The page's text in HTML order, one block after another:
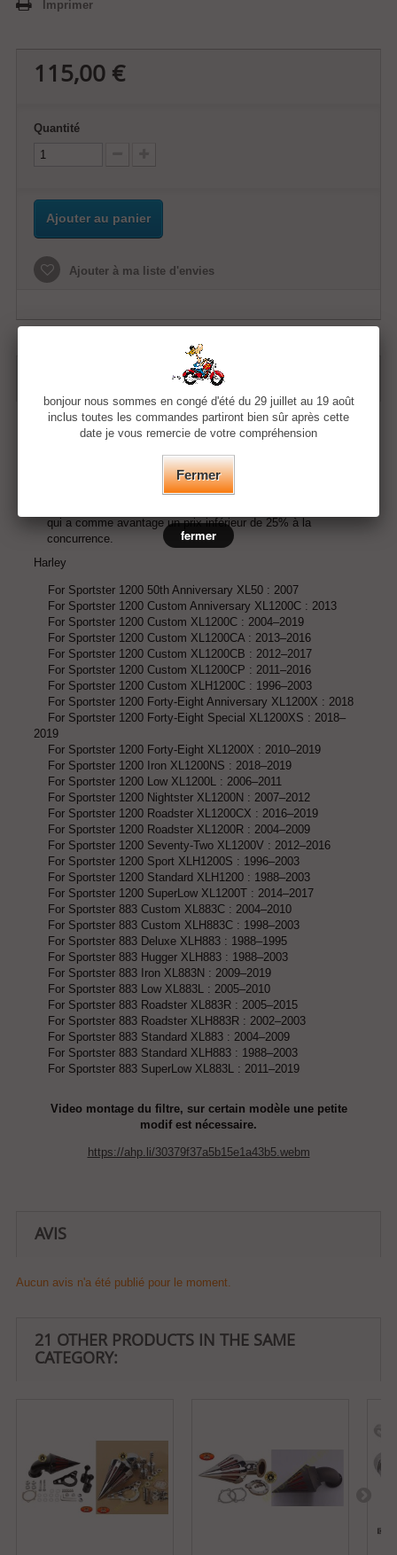
Imprimer
115,00 €
Quantité
Ajouter au panier
Ajouter à ma liste d'envies
Filtre à air pour injection ou carburateur
Elément filtrant interchangeable et lavable k&n
Reniflards sont aussi intégrés au support de filtre.
qui a comme avantage un prix inférieur de 25% à la
concurrence.
Harley
For Sportster 1200 50th Anniversary XL50 : 2007
For Sportster 1200 Custom Anniversary XL1200C : 2013
For Sportster 1200 Custom XL1200C : 2004–2019
For Sportster 1200 Custom XL1200CA : 2013–2016
For Sportster 1200 Custom XL1200CB : 2012–2017
For Sportster 1200 Custom XL1200CP : 2011–2016
For Sportster 1200 Custom XLH1200C : 1996–2003
For Sportster 1200 Forty-Eight Anniversary XL1200X : 2018
For Sportster 1200 Forty-Eight Special XL1200XS : 2018–
2019
For Sportster 1200 Forty-Eight XL1200X : 2010–2019
For Sportster 1200 Iron XL1200NS : 2018–2019
For Sportster 1200 Low XL1200L : 2006–2011
For Sportster 1200 Nightster XL1200N : 2007–2012
For Sportster 1200 Roadster XL1200CX : 2016–2019
For Sportster 1200 Roadster XL1200R : 2004–2009
For Sportster 1200 Seventy-Two XL1200V : 2012–2016
For Sportster 1200 Sport XLH1200S : 1996–2003
For Sportster 1200 Standard XLH1200 : 1988–2003
For Sportster 1200 SuperLow XL1200T : 2014–2017
For Sportster 883 Custom XL883C : 2004–2010
For Sportster 883 Custom XLH883C : 1998–2003
For Sportster 883 Deluxe XLH883 : 1988–1995
For Sportster 883 Hugger XLH883 : 1988–2003
For Sportster 883 Iron XL883N : 2009–2019
For Sportster 883 Low XL883L : 2005–2010
For Sportster 883 Roadster XL883R : 2005–2015
For Sportster 883 Roadster XLH883R : 2002–2003
For Sportster 883 Standard XL883 : 2004–2009
For Sportster 883 Standard XLH883 : 1988–2003
For Sportster 883 SuperLow XL883L : 2011–2019
Video montage du filtre, sur certain modèle une petite
modif est nécessaire.
https://ahp.li/30379f37a5b15e1a43b5.webm
AVIS
Aucun avis n'a été publié pour le moment.
21 OTHER PRODUCTS IN THE SAME
CATEGORY:
bonjour nous sommes en congé d'été du 29 juillet au 19 août
inclus toutes les commandes partiront bien sûr après cette
date je vous remercie de votre compréhension
Fermer
fermer